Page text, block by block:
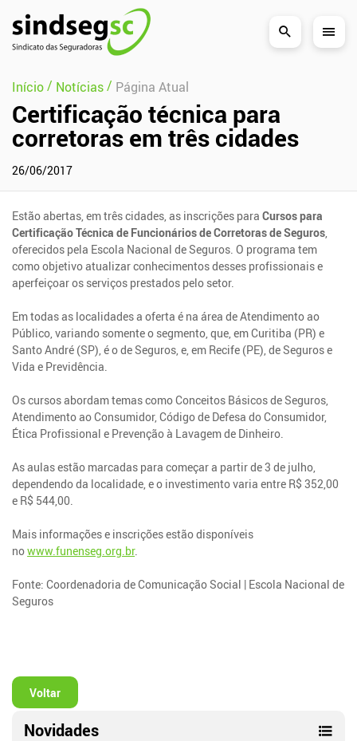
Pular Navegação (s)
Início/ Notícias/ Página Atual
Certificação técnica para
corretoras em três cidades
26/06/2017
Estão abertas, em três cidades, as inscrições paraCursos para
Certificação Técnica de Funcionários de Corretoras de Seguros
oferecidos pela Escola Nacional de Seguros. O programa tem
como objetivo atualizar conhecimentos desses profissionais e
aperfeiçoar os serviços prestados pelo setor.
Em todas as localidades a oferta é na área de Atendimento ao
Público, variando somente o segmento, que, em Curitiba (PR) e
Santo André (SP), é o de Seguros, e, em Recife (PE), de Seguros e
Vida e Previdência.
Os cursos abordam temas como Conceitos Básicos de Seguros,
Atendimento ao Consumidor, Código de Defesa do Consumidor,
Ética Profissional e Prevenção à Lavagem de Dinheiro.
As aulas estão marcadas para começar a partir de 3 de julho,
dependendo da localidade, e o investimento varia entre R$ 352,00
e R$ 544,00.
Mais informações e inscrições estão disponíveis
nowww.funenseg.org.br.
Fonte: Coordenadoria de Comunicação Social | Escola Nacional de
Seguros
Voltar
Novidades